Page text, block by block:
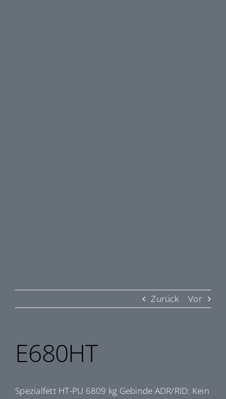
Zurück Vor
E680HT
Spezialfett HT-PU 6809 kg Gebinde ADR/RID: Kein